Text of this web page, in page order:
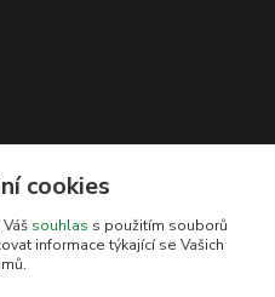
cookies
souhlas s použitím souborů
informace týkající se Vašich